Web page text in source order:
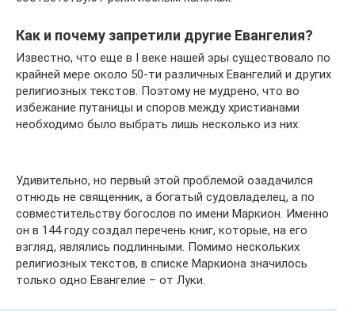
Как и почему запретили другие Евангелия?
Известно, что еще в I веке нашей эры существовало по
крайней мере около 50-ти различных Евангелий и других
религиозных текстов. Поэтому не мудрено, что во
избежание путаницы и споров между христианами
необходимо было выбрать лишь несколько из них.
Удивительно, но первый этой проблемой озадачился
отнюдь не священник, а богатый судовладелец, а по
совместительству богослов по имени Маркион. Именно
он в 144 году создал перечень книг, которые, на его
взгляд, являлись подлинными. Помимо нескольких
религиозных текстов, в списке Маркиона значилось
только одно Евангелие – от Луки.